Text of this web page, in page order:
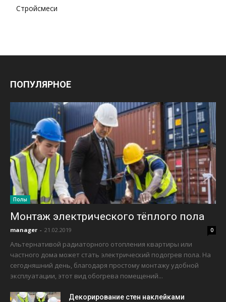
Стройсмеси
ПОПУЛЯРНОЕ
Полы
Монтаж электрического тёплого пола
manager - 21.02.2019 0
Альтернативой радиаторного отопления квартиры или
частного дома может стать электрический подогрев пола. На
сегодняшний день, благодаря простому монтажу удобной
эксплуатации, этот вид обогрева помещений...
Декорирование стен наклейками